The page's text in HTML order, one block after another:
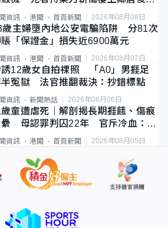
資訊 港聞 首頁新聞 2026年08月08日
歲主婦墮內地公安電騙陷阱 分81次
「保證金」損失近6900萬元
資訊 港聞 首頁新聞 2026年08月07日
誘12歲女自拍祼照 「A0」男捱足
半冤獄 法官推翻裁決：抄錯標點
資訊 新聞熱話 2026年08月06日
歲童遭虐死｜解剖揭長期捱餓、傷痕
纍 母認罪判囚22年 官斥冷血：同
案最惡劣
資訊 港聞 首頁新聞 2026年08月05日